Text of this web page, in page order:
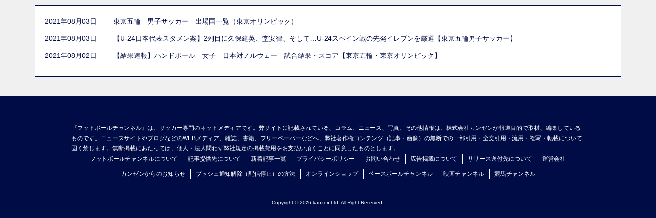
2021年08月03日 東京五輪 男子サッカー 出場国一覧（東京オリンピック）
2021年08月03日 【U-24日本代表スタメン案】2列目に久保建英、堂安律、そして…U-24スペイン戦の先発イレブンを厳選【東京五輪男子サッカー】
2021年08月02日 【結果速報】ハンドボール 女子 日本対ノルウェー 試合結果・スコア【東京五輪・東京オリンピック】
『フットボールチャンネル』は、サッカー専門のネットメディアです。弊サイトに記載されている、コラム、ニュース、写真、その他情報は、株式会社カンゼンが報道目的で取材、編集している
ものです。ニュースサイトやブログなどのWEBメディア、雑誌、書籍、フリーペーパーなどへ、弊社著作権コンテンツ（記事・画像）の無断での一部引用・全文引用・流用・複写・転載について
固く禁じます。無断掲載にあたっては、個人・法人問わず弊社規定の掲載費用をお支払い頂くことに同意したものとします。
フットボールチャンネルについて
記事提供先について 新着記事一覧 プライバシーポリシー お問い合わせ 広告掲載について リリース送付先について 運営会社
カンゼンからのお知らせ プッシュ通知解除（配信停止）の方法 オンラインショップ ベースボールチャンネル 映画チャンネル 競馬チャンネル
Copyright © 2026 kanzen Ltd. All Right Reserved.